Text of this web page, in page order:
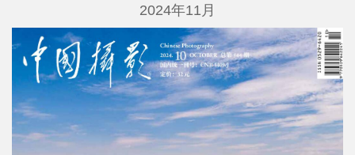
2024年11月